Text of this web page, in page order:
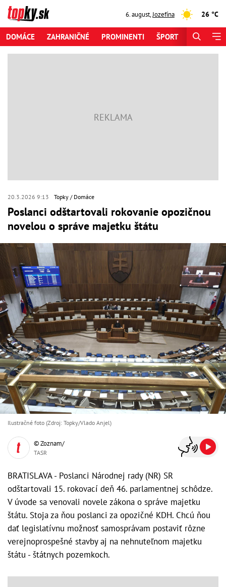
6. august,Jozefína 26 °C
DOMÁCE ZAHRANIČNÉ PROMINENTI ŠPORT
20.3.2026 9:13 Topky Domáce
Poslanci odštartovali rokovanie opozičnou
novelou o správe majetku štátu
Ilustračné foto (Zdroj: Topky/Vlado Anjel)
© Zoznam/
TASR
BRATISLAVA - Poslanci Národnej rady (NR) SR
odštartovali 15. rokovací deň 46. parlamentnej schôdze.
V úvode sa venovali novele zákona o správe majetku
štátu. Stoja za ňou poslanci za opozičné KDH. Chcú ňou
dať legislatívnu možnosť samosprávam postaviť rôzne
verejnoprospešné stavby aj na nehnuteľnom majetku
štátu - štátnych pozemkoch.